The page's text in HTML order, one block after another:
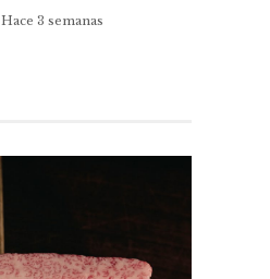
Hace 3 semanas